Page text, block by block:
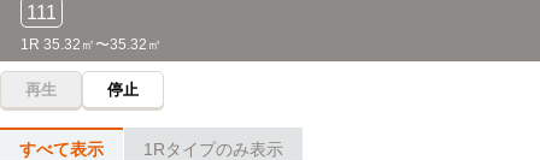
文京学院大学(ふじみ野キャンパス)
坂戸→（東武東上線19分）→ふじみ野（3分）→（スクール
バス7分）→文京学院大学（ふじみ野キャンパス）
立正大学(熊谷キャンパス)
111
1R 35.32㎡〜35.32㎡
再生 停止
すべて表示 1Rタイプのみ表示